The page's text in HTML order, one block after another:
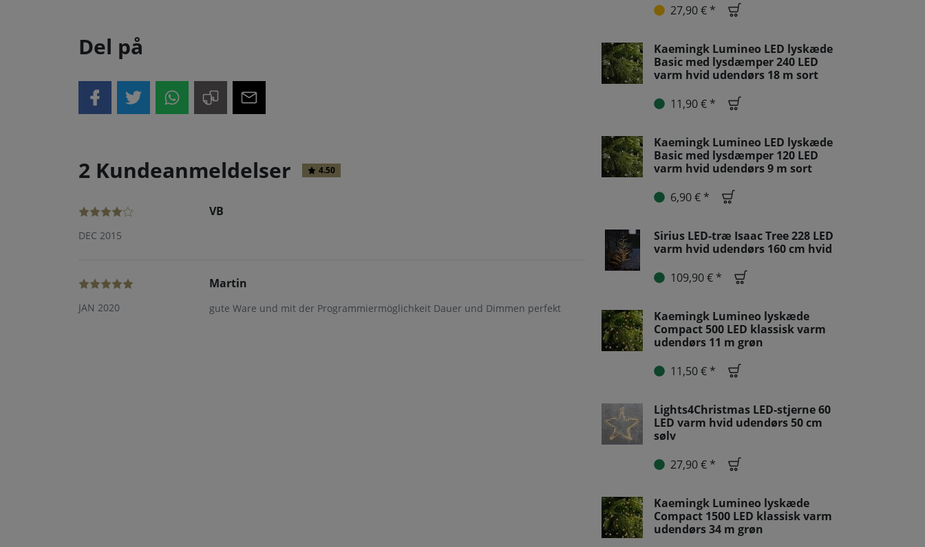
Del på
2 Kundeanmeldelser 4.50
DEC 2015
VB
JAN 2020
Martin
gute Ware und mit der Programmiermöglichkeit Dauer und Dimmen perfekt
27,90 € *
Kaemingk Lumineo LED lyskæde
Basic med lysdæmper 240 LED
varm hvid udendørs 18 m sort
11,90 € *
Kaemingk Lumineo LED lyskæde
Basic med lysdæmper 120 LED
varm hvid udendørs 9 m sort
6,90 € *
Sirius LED-træ Isaac Tree 228 LED
varm hvid udendørs 160 cm hvid
109,90 € *
Kaemingk Lumineo lyskæde
Compact 500 LED klassisk varm
udendørs 11 m grøn
11,50 € *
Lights4Christmas LED-stjerne 60
LED varm hvid udendørs 50 cm
sølv
27,90 € *
Kaemingk Lumineo lyskæde
Compact 1500 LED klassisk varm
udendørs 34 m grøn